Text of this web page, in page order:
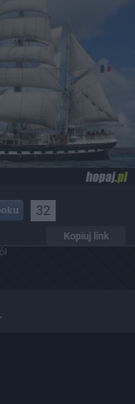
32
Kopiuj link